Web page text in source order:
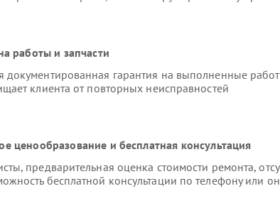
работы и запчасти
документированная гарантия на выполненные
клиента от повторных неисправностей
ценообразование и бесплатная консультация
предварительная оценка стоимости ремонта,
бесплатной консультации по телефону или